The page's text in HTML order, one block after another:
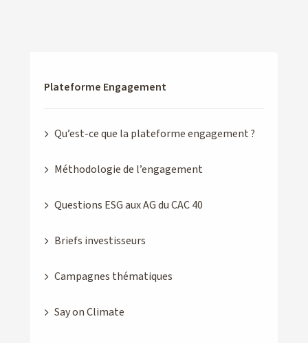
Plateforme Engagement
Qu’est-ce que la plateforme engagement ?
Méthodologie de l’engagement
Questions ESG aux AG du CAC 40
Briefs investisseurs
Campagnes thématiques
Say on Climate